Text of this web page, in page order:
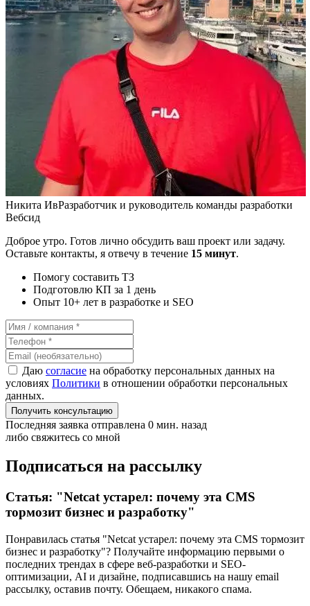
Никита ИвРазработчик и руководитель команды разработки
Вебсид
Доброе утро. Готов лично обсудить ваш проект или задачу.
Оставьте контакты, я отвечу в течение 15 минут.
Помогу составить ТЗ
Подготовлю КП за 1 день
Опыт 10+ лет в разработке и SEO
Даю согласие на обработку персональных данных на
условиях Политики в отношении обработки персональных
данных.
Получить консультацию
Последняя заявка отправлена 0 мин. назад
либо свяжитесь со мной
Подписаться на рассылку
Статья: "Netcat устарел: почему эта CMS
тормозит бизнес и разработку"
Понравилась статья "Netcat устарел: почему эта CMS тормозит
бизнес и разработку"? Получайте информацию первыми о
последних трендах в сфере веб-разработки и SEO-
оптимизации, AI и дизайне, подписавшись на нашу email
рассылку, оставив почту. Обещаем, никакого спама.